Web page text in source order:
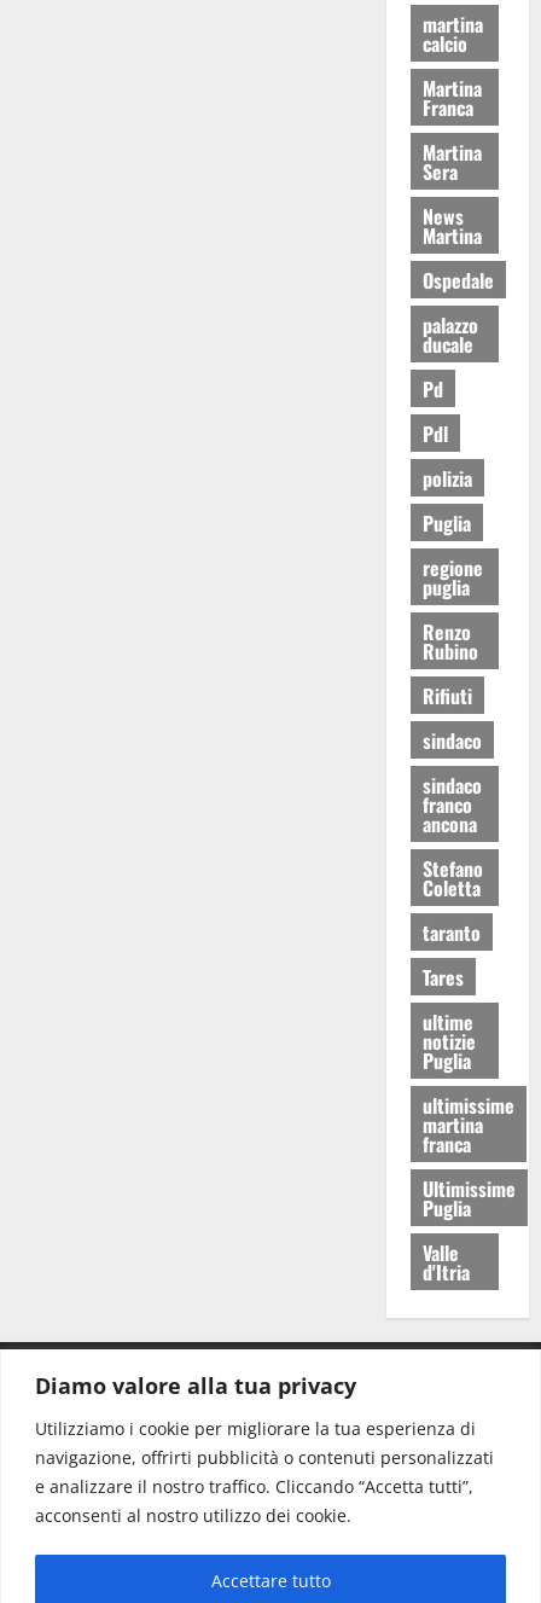
Diamo valore alla tua privacy
Utilizziamo i cookie per migliorare la tua esperienza di
navigazione, offrirti pubblicità o contenuti personalizzati
e analizzare il nostro traffico. Cliccando “Accetta tutti”,
acconsenti al nostro utilizzo dei cookie.
Accettare tutto
martina
calcio
Martina
Franca
Martina
Sera
News
Martina
Ospedale
palazzo
ducale
Pd
Pdl
polizia
Puglia
regione
puglia
Renzo
Rubino
Rifiuti
sindaco
sindaco
franco
ancona
Stefano
Coletta
taranto
Tares
ultime
notizie
Puglia
ultimissime
martina
franca
Ultimissime
Puglia
Valle
d'Itria
Redazione: redazione@www.martinasera.it
Direttore:direttore@www.martinasera.it
Info & Commerciale:info@www.martinasera.it